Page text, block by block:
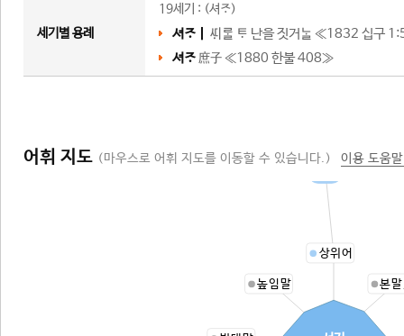
세기별 용례
19세기 : (셔)
셔ㅣ   난을 짓거 ≪1832 십구
셔庶子 ≪1880 한불 408≫
어휘 지도 (마우스로 어휘 지도를 이동할 수 있습니다.) 이용 도움
상위어
본
높임말